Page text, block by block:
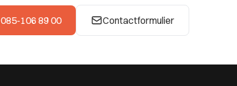
085-106 89 00 Contactformulier